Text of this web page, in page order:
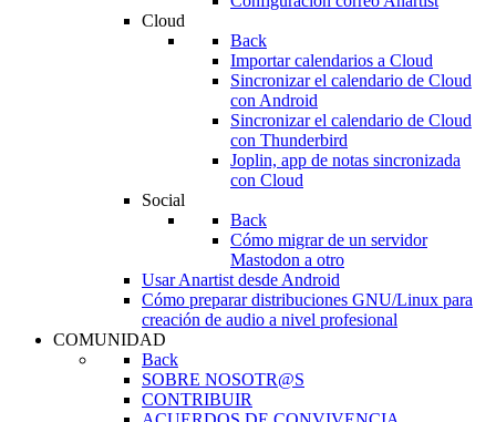
Cloud
Back
Importar calendarios a Cloud
Sincronizar el calendario de Cloud
con Android
Sincronizar el calendario de Cloud
con Thunderbird
Joplin, app de notas sincronizada
con Cloud
Social
Back
Cómo migrar de un servidor
Mastodon a otro
Usar Anartist desde Android
Cómo preparar distribuciones GNU/Linux para
creación de audio a nivel profesional
COMUNIDAD
Back
SOBRE NOSOTR@S
CONTRIBUIR